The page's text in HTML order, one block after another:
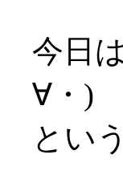
今日
∀・)
とい